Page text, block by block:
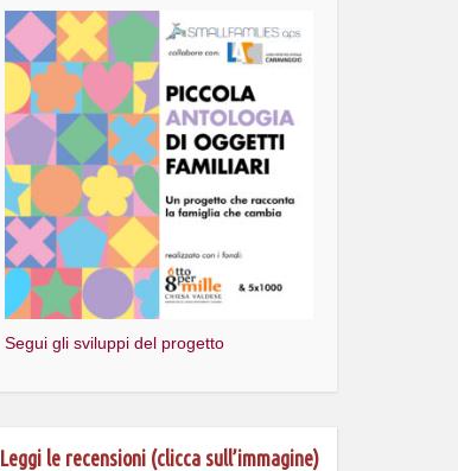
Segui gli sviluppi del progetto
Leggi le recensioni (clicca sull’immagine)